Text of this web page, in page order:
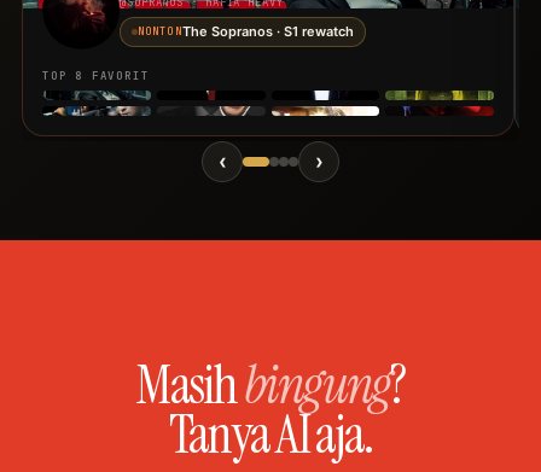
@SOPRANOS · MAFIA HEAVY
NONTON The Sopranos · S1 rewatch
TOP 8 FAVORIT
‹ ›
Masihbingung?
Tanya AI aja.